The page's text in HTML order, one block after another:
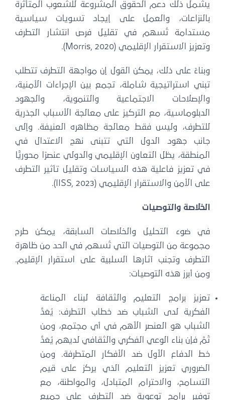
يشمل ذلك دعم الحقوق المشروعة للشعوب المتأثرة
بالنزاعات، والعمل على إيجاد تسويات سياسية
مستدامة تُسهم في تقليل فرص انتشار التطرف
وتعزيز الاستقرار الإقليمي (Morris, 2020).
وبناءً على ذلك، يمكن القول إن مواجهة التطرف تتطلب
تبني استراتيجية شاملة، تجمع بين الإجراءات الأمنية،
والإصلاحات الاجتماعية والتنموية، والجهود
الدبلوماسية، مع التركيز على معالجة الأسباب الجذرية
للتطرف، وليس فقط معالجة مظاهره العنيفة. وإلى
جانب جهود الدول التي تتبنى نهج الاعتدال في
المنطقة، يظل التعاون الإقليمي والدولي عنصرًا محوريًّا
في تعزيز فاعلية هذه السياسات وتقليل تأثير التطرف
على الأمن والاستقرار الإقليمي (IISS, 2023).
الخلاصة والتوصيات
في ضوء التحليل والخلاصات السابقة، يمكن طرح
مجموعة من التوصيات التي تُسهم في الحد من ظاهرة
التطرف وتجنب آثارها السلبية على استقرار الإقليم.
ومن أبرز هذه التوصيات:
تعزيز برامج التعليم والثقافة لبناء المناعة
الفكرية لدى الشباب ضد خطاب التطرف: يُعَدُّ
الشباب هو العنصر الأهم في أي مجتمع، ومن
ثَمَّ فإن بناء الوعي الفكري والثقافي لديهم يُعَدُّ
خط الدفاع الأول ضد الأفكار المتطرفة. ومن
الضروري تعزيز التعليم الذي يركز على قيم
التسامح، والاحترام المتبادل، والمواطنة، مع
توفير برامج توعوية ضد التطرف على جميع